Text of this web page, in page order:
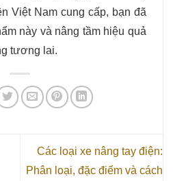
Việt Nam cung cấp, bạn đã
này và nâng tầm hiệu quả
tương lai.
Các loại xe nâng tay điện:
Phân loại, đặc điểm và cách